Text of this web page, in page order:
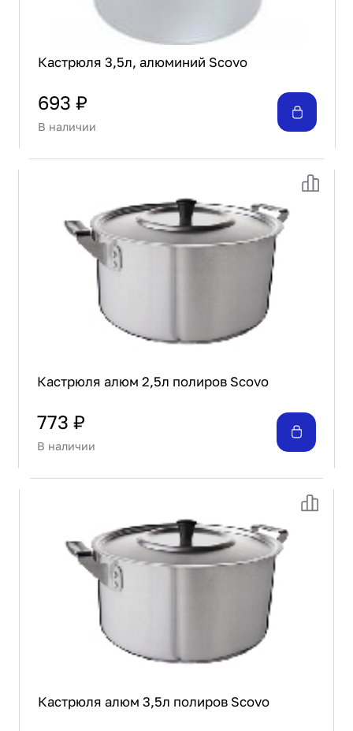
Кастрюля 3,5л, алюминий Scovo
693 ₽
В наличии
Кастрюля алюм 2,5л полиров Scovo
773 ₽
В наличии
Кастрюля алюм 3,5л полиров Scovo